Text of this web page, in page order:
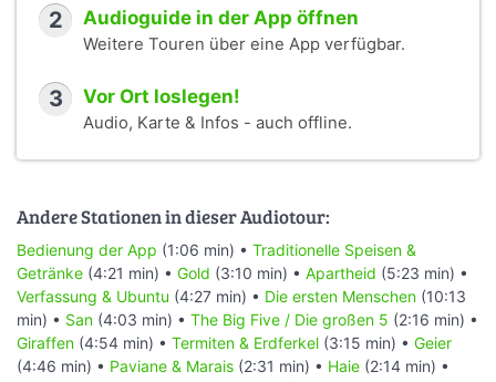
2 Audioguide in der App öffnen
Weitere Touren über eine App verfügbar.
3 Vor Ort loslegen!
Audio, Karte & Infos - auch offline.
Andere Stationen in dieser Audiotour:
Bedienung der App (1:06 min) • Traditionelle Speisen &
Getränke (4:21 min) • Gold (3:10 min) • Apartheid (5:23 min) •
Verfassung & Ubuntu (4:27 min) • Die ersten Menschen (10:13
min) • San (4:03 min) • The Big Five / Die großen 5 (2:16 min) •
Giraffen (4:54 min) • Termiten & Erdferkel (3:15 min) • Geier
(4:46 min) • Paviane & Marais (2:31 min) • Haie (2:14 min) •